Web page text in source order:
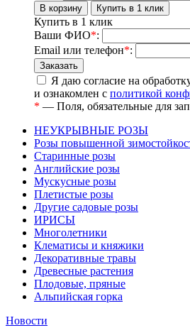
Купить в 1 клик
Ваши ФИО*:
Email или телефон*:
Я даю согласие на
и ознакомлен с политикой
* — Поля, обязательные для
НЕУКРЫВНЫЕ РОЗЫ
Розы повышенной
Старинные розы
Английские розы
Мускусные розы
Плетистые розы
Другие садовые розы
ИРИСЫ
Многолетники
Клематисы и княжики
Декоративные травы
Древесные растения
Плодовые, пряные
Альпийская горка
Новости